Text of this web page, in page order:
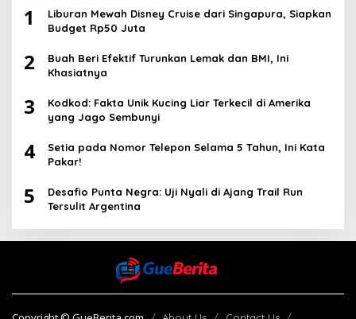
1
Liburan Mewah Disney Cruise dari Singapura, Siapkan
Budget Rp50 Juta
2
Buah Beri Efektif Turunkan Lemak dan BMI, Ini
Khasiatnya
3
Kodkod: Fakta Unik Kucing Liar Terkecil di Amerika
yang Jago Sembunyi
4
Setia pada Nomor Telepon Selama 5 Tahun, Ini Kata
Pakar!
5
Desafio Punta Negra: Uji Nyali di Ajang Trail Run
Tersulit Argentina